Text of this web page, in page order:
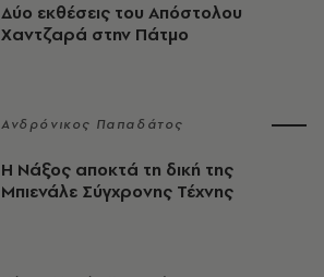
Δύο εκθέσεις του Απόστολου
Χαντζαρά στην Πάτμο
Ανδρόνικος Παπαδάτος
Η Νάξος αποκτά τη δική της
Μπιενάλε Σύγχρονης Τέχνης